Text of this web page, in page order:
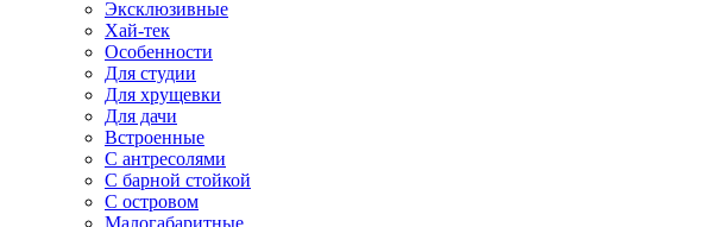
Эксклюзивные
Хай-тек
Особенности
Для студии
Для хрущевки
Для дачи
Встроенные
С антресолями
С барной стойкой
С островом
Малогабаритные